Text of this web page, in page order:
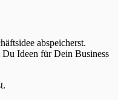
abspeicherst.
Du Ideen für Dein Business